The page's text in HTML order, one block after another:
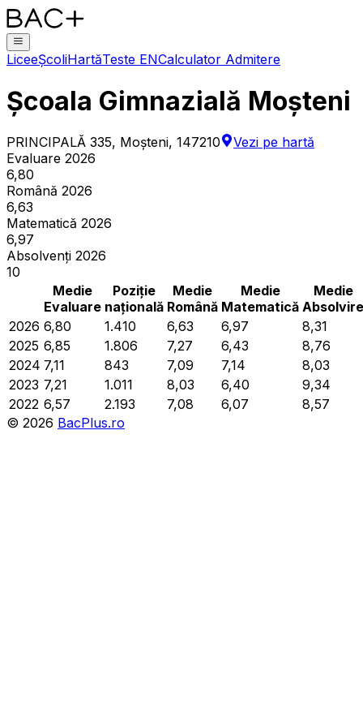
LiceeȘcoliHartăTeste ENCalculator Admitere
Școala Gimnazială Moșteni
PRINCIPALĂ 335, Moşteni, 147210
Vezi pe hartă
Evaluare 2026
6,80
Română 2026
6,63
Matematică 2026
6,97
Absolvenți 2026
10
Medie
Evaluare
Poziție
națională
Medie
Română
Medie
Matematică
Medie
Absolvire
2026 6,80 1.410 6,63 6,97
8,31
2025 6,85 1.806 7,27 6,43
8,76
2024 7,11 843 7,09 7,14
8,03
2023 7,21 1.011 8,03 6,40
9,34
2022 6,57 2.193 7,08 6,07
8,57
© 2026 BacPlus.ro